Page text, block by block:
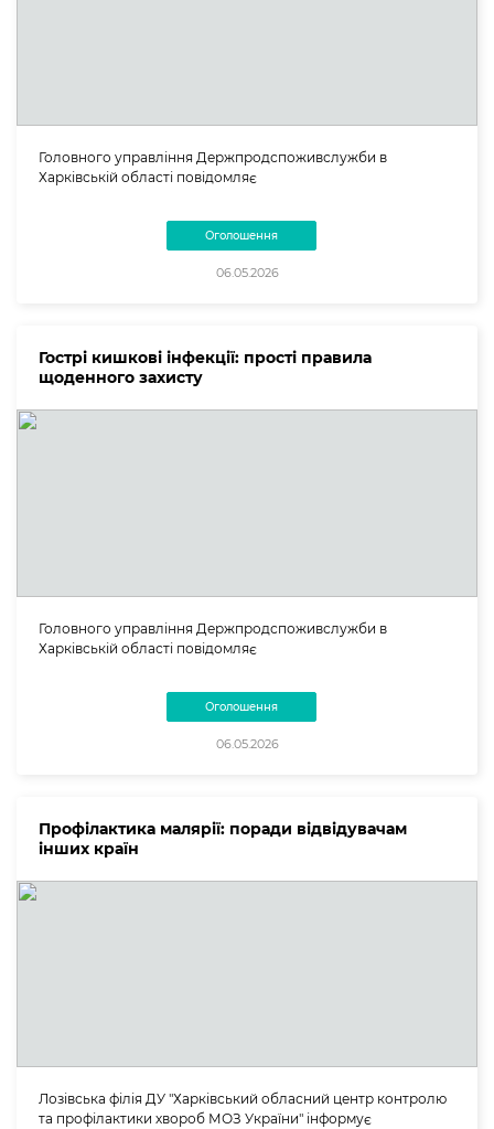
Головного управління Держпродспоживслужби в
Харківській області повідомляє
Оголошення
06.05.2026
Гострі кишкові інфекції: прості правила
щоденного захисту
Головного управління Держпродспоживслужби в
Харківській області повідомляє
Оголошення
06.05.2026
Профілактика малярії: поради відвідувачам
інших країн
Лозівська філія ДУ "Харківський обласний центр контролю
та профілактики хвороб МОЗ України" інформує